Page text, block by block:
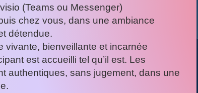
(Teams ou Messenger)
chez vous, dans une ambiance
détendue.
vivante, bienveillante et incarnée
est accueilli tel qu’il est. Les
authentiques, sans jugement, dans une